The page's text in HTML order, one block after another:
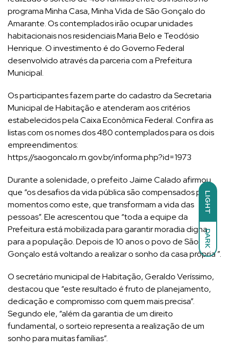
LIGHT
DARK
programa Minha Casa, Minha Vida de São Gonçalo do
Amarante. Os contemplados irão ocupar unidades
habitacionais nos residenciais Maria Belo e Teodósio
Henrique. O investimento é do Governo Federal
desenvolvido através da parceria com a Prefeitura
Municipal.
Os participantes fazem parte do cadastro da Secretaria
Municipal de Habitação e atenderam aos critérios
estabelecidos pela Caixa Econômica Federal. Confira as
listas com os nomes dos 480 contemplados para os dois
empreendimentos:
https://saogoncalo.rn.gov.br/informa.php?id=1973
Durante a solenidade, o prefeito Jaime Calado afirmou
que “os desafios da vida pública são compensados por
momentos como este, que transformam a vida das
pessoas”. Ele acrescentou que “toda a equipe da
Prefeitura está mobilizada para garantir moradia digna
para a população. Depois de 10 anos o povo de São
Gonçalo está voltando a realizar o sonho da casa própria ”.
O secretário municipal de Habitação, Geraldo Veríssimo,
destacou que “este resultado é fruto de planejamento,
dedicação e compromisso com quem mais precisa”.
Segundo ele, “além da garantia de um direito
fundamental, o sorteio representa a realização de um
sonho para muitas famílias”.